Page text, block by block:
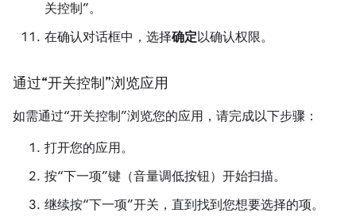
关控制”。
在确认对话框中，选择确定以确认权限。
通过“开关控制”浏览应用
如需通过“开关控制”浏览您的应用，请完成以下步骤：
打开您的应用。
按“下一项”键（音量调低按钮）开始扫描。
继续按“下一项”开关，直到找到您想要选择的项。